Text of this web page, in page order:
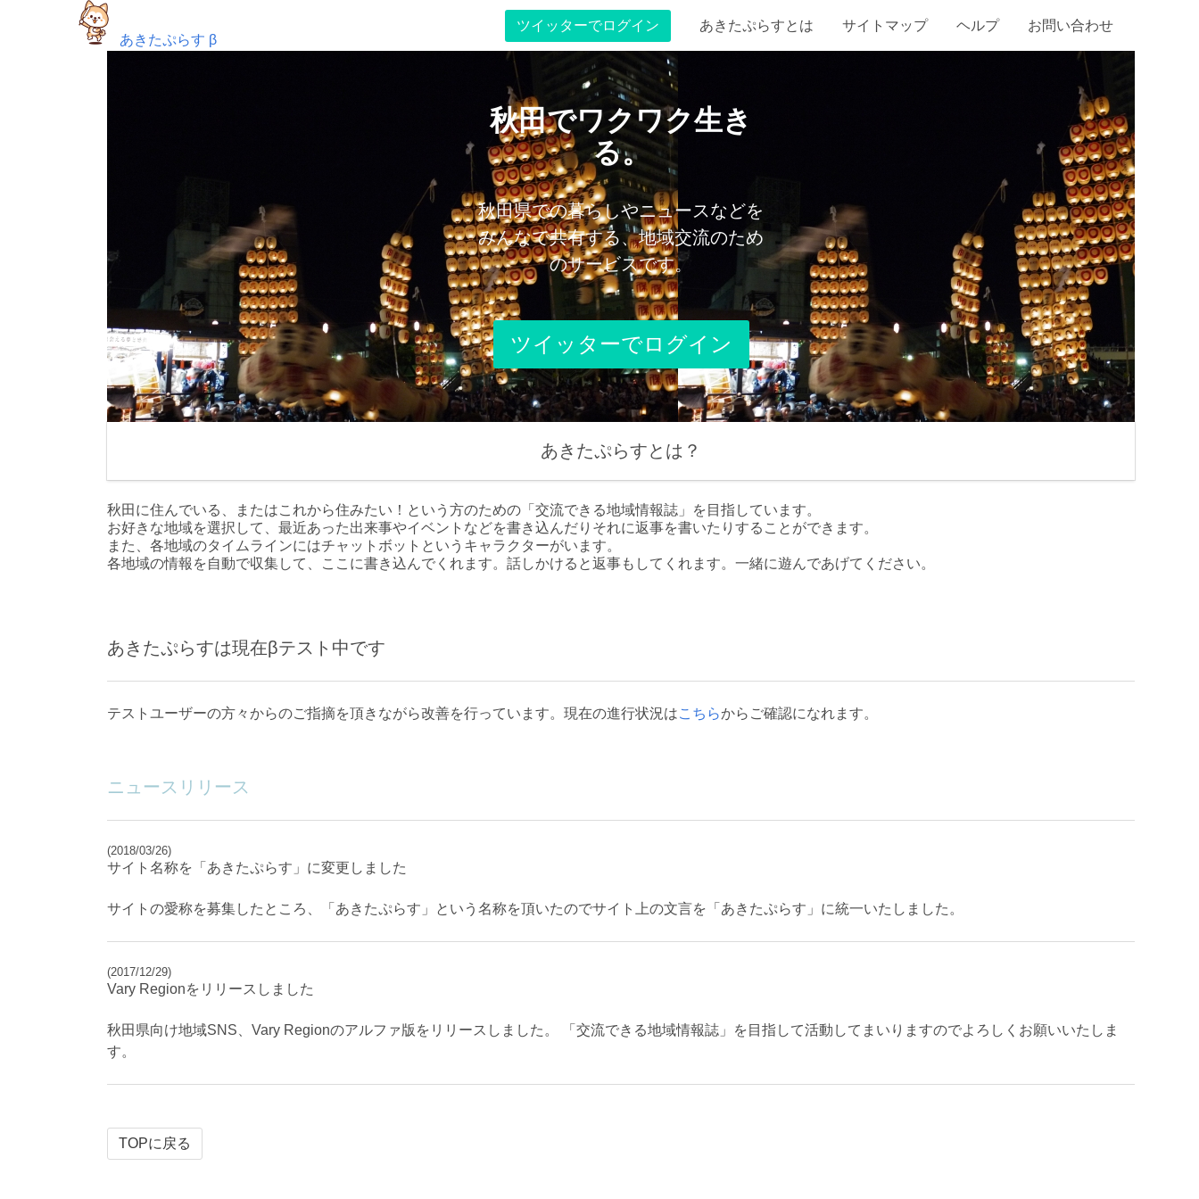
あきたぷらす β
ツイッターでログイン あきたぷらすとは サイトマップ ヘルプ お問い合わせ
秋田でワクワク生き
る。
秋田県での暮らしやニュースなどを
みんなで共有する、地域交流のため
のサービスです。
ツイッターでログイン
あきたぷらすとは？
秋田に住んでいる、またはこれから住みたい！という方のための「交流できる地域情報誌」を目指しています。
お好きな地域を選択して、最近あった出来事やイベントなどを書き込んだりそれに返事を書いたりすることができます。
また、各地域のタイムラインにはチャットボットというキャラクターがいます。
各地域の情報を自動で収集して、ここに書き込んでくれます。話しかけると返事もしてくれます。一緒に遊んであげてください。
あきたぷらすは現在βテスト中です
テストユーザーの方々からのご指摘を頂きながら改善を行っています。現在の進行状況はこちらからご確認になれます。
ニュースリリース
(2018/03/26)
サイト名称を「あきたぷらす」に変更しました
サイトの愛称を募集したところ、「あきたぷらす」という名称を頂いたのでサイト上の文言を「あきたぷらす」に統一いたしました。
(2017/12/29)
Vary Regionをリリースしました
秋田県向け地域SNS、Vary Regionのアルファ版をリリースしました。 「交流できる地域情報誌」を目指して活動してまいりますのでよろしくお願いいたしま
す。
TOPに戻る